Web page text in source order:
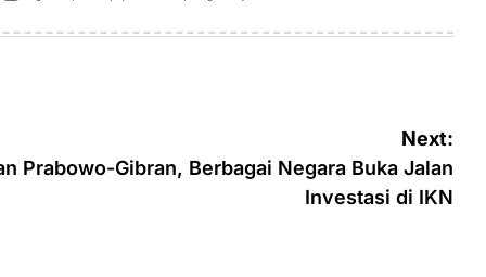
Next:
Prabowo-Gibran, Berbagai Negara Buka Jalan
Investasi di IKN